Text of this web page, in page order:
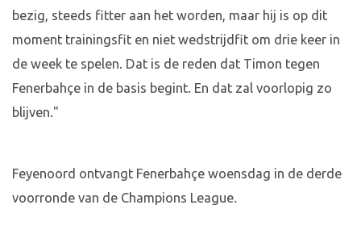
bezig, steeds fitter aan het worden, maar hij is op dit
moment trainingsfit en niet wedstrijdfit om drie keer in
de week te spelen. Dat is de reden dat Timon tegen
Fenerbahçe in de basis begint. En dat zal voorlopig zo
blijven."
Feyenoord ontvangt Fenerbahçe woensdag in de derde
voorronde van de Champions League.